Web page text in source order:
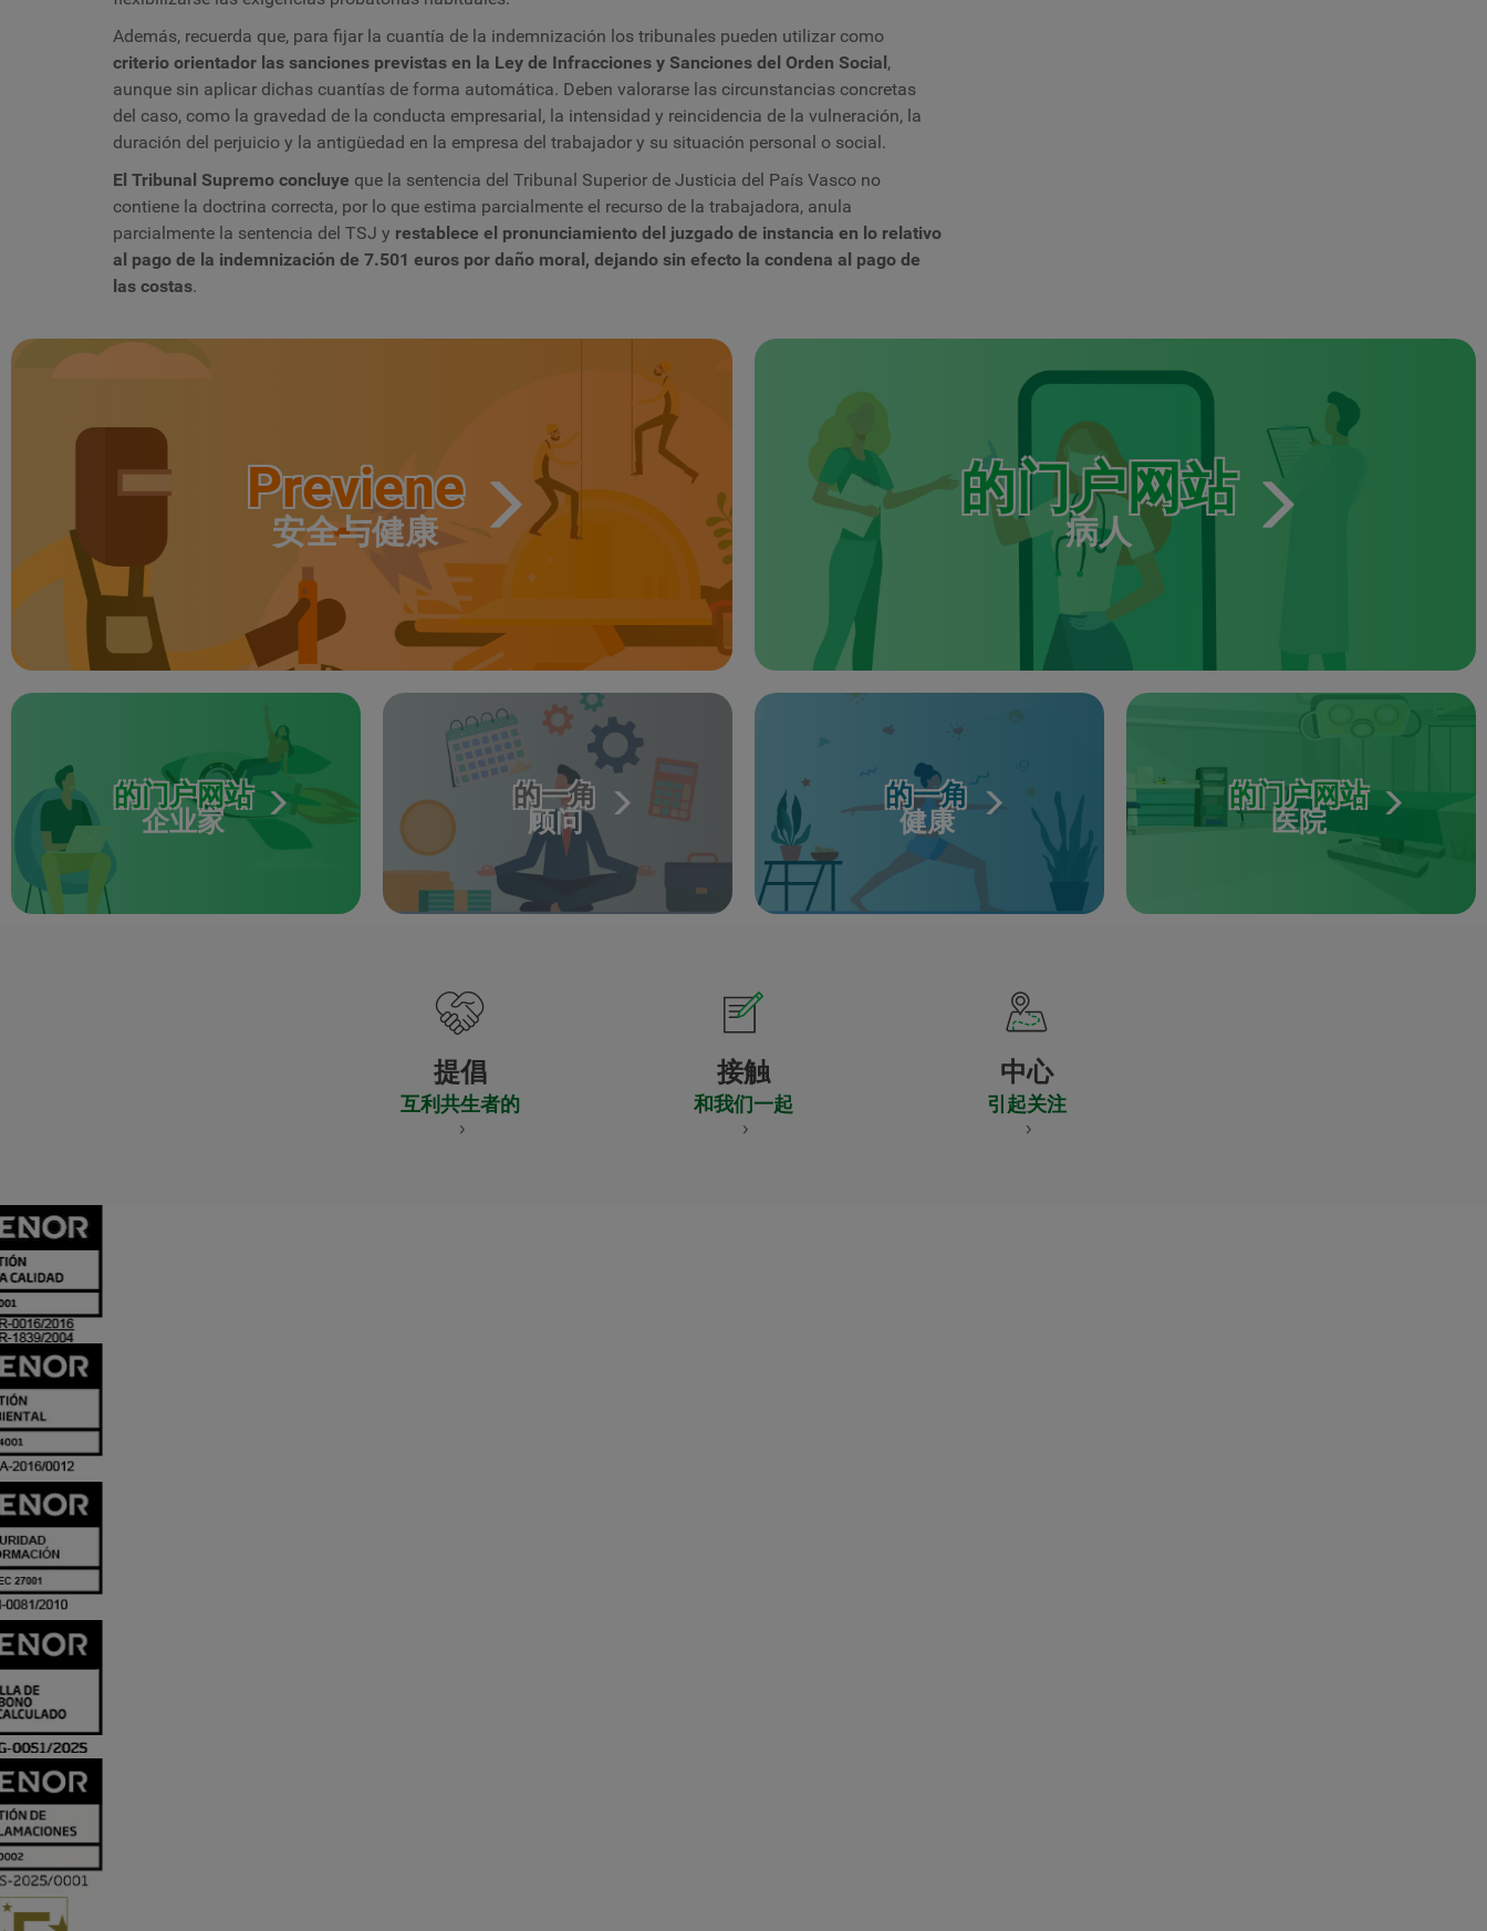
Además, recuerda que, para fijar la cuantía de la indemnización los tribunales pueden utilizar como
criterio orientador las sanciones previstas en la Ley de Infracciones y Sanciones del Orden Social,
aunque sin aplicar dichas cuantías de forma automática. Deben valorarse las circunstancias concretas
del caso, como la gravedad de la conducta empresarial, la intensidad y reincidencia de la vulneración, la
duración del perjuicio y la antigüedad en la empresa del trabajador y su situación personal o social.
El Tribunal Supremo concluye que la sentencia del Tribunal Superior de Justicia del País Vasco no
contiene la doctrina correcta, por lo que estima parcialmente el recurso de la trabajadora, anula
parcialmente la sentencia del TSJ y restablece el pronunciamiento del juzgado de instancia en lo relativo
al pago de la indemnización de 7.501 euros por daño moral, dejando sin efecto la condena al pago de
las costas.
Previene
安全与健康
的门户网站
病人
的门户网站
企业家
的一角
顾问
的一角
健康
的门户网站
医院
提倡
互利共生者的
接触
和我们一起
中心
引起关注